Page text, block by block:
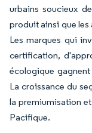
urbains soucieux
produit ainsi que
Les marques qui
certification,
écologique
La croissance du
la premiumisation
Pacifique.